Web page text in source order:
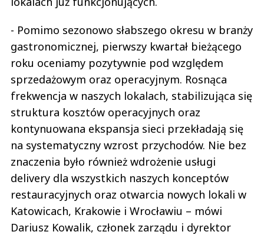
- Pomimo sezonowo słabszego okresu w branży
gastronomicznej, pierwszy kwartał bieżącego
roku oceniamy pozytywnie pod względem
sprzedażowym oraz operacyjnym. Rosnąca
frekwencja w naszych lokalach, stabilizująca się
struktura kosztów operacyjnych oraz
kontynuowana ekspansja sieci przekładają się
na systematyczny wzrost przychodów. Nie bez
znaczenia było również wdrożenie usługi
delivery dla wszystkich naszych konceptów
restauracyjnych oraz otwarcia nowych lokali w
Katowicach, Krakowie i Wrocławiu – mówi
Dariusz Kowalik, członek zarządu i dyrektor